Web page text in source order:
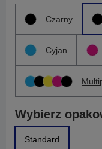
Czarny
Cyjan
Wybierz
Standard